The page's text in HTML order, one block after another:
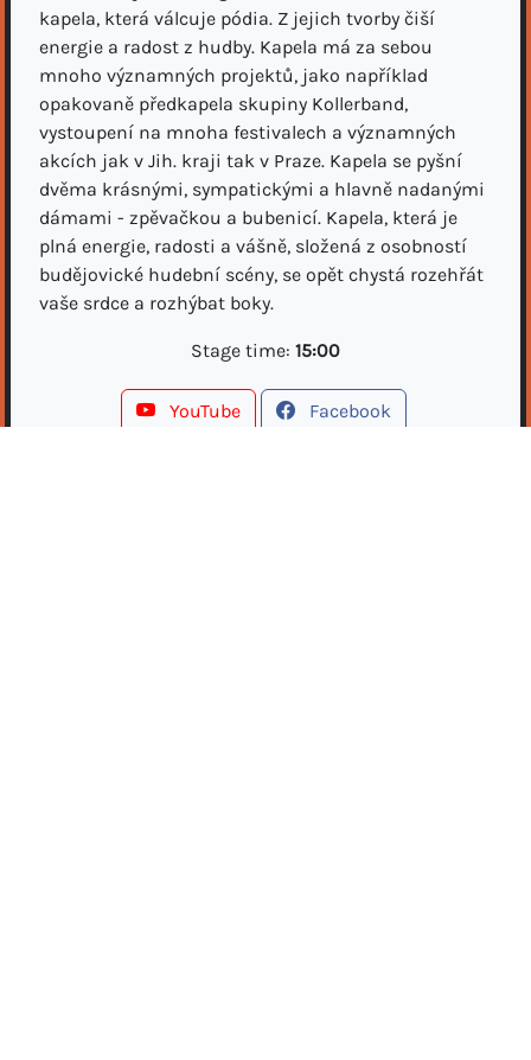
kapela, která válcuje pódia. Z jejich tvorby čiší
energie a radost z hudby. Kapela má za sebou
mnoho významných projektů, jako například
opakovaně předkapela skupiny Kollerband,
vystoupení na mnoha festivalech a významných
akcích jak v Jih. kraji tak v Praze. Kapela se pyšní
dvěma krásnými, sympatickými a hlavně nadanými
dámami - zpěvačkou a bubenicí. Kapela, která je
plná energie, radosti a vášně, složená z osobností
budějovické hudební scény, se opět chystá rozehřát
vaše srdce a rozhýbat boky.
Stage time: 15:00
YouTube Facebook